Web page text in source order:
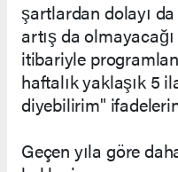
şartlardan dolayı
artış da
itibariyle
haftalık yaklaşık 5
diyebilirim"
Geçen yıla göre